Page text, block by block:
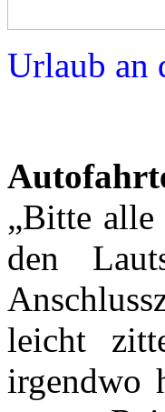
Urlaub an
„Bitte alle
den
leicht
irgendwo